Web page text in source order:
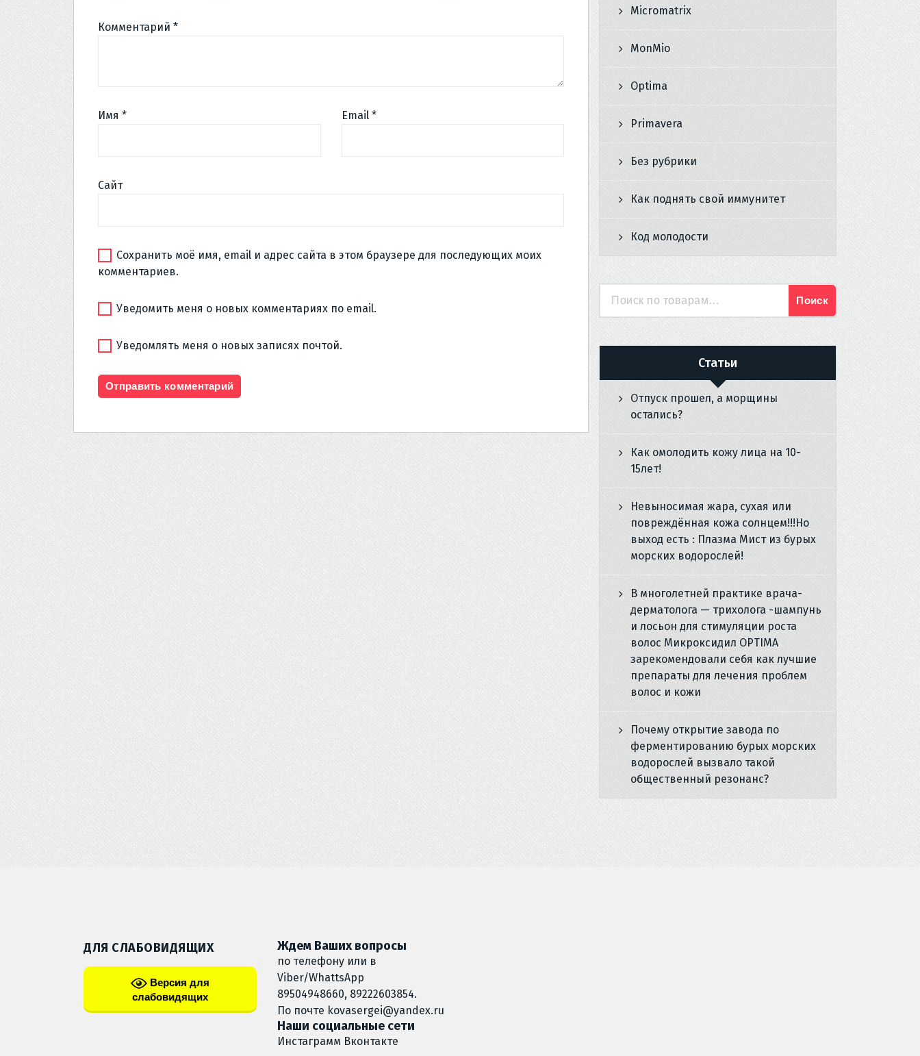
Комментарий *
Имя * Email *
Сайт
Сохранить моё имя, email и адрес сайта в этом браузере для последующих моих
комментариев.
Уведомить меня о новых комментариях по email.
Уведомлять меня о новых записях почтой.
Micromatrix
MonMio
Optima
Primavera
Без рубрики
Как поднять свой иммунитет
Код молодости
Искать:
Поиск
Статьи
Отпуск прошел, а морщины
остались?
Как омолодить кожу лица на 10-
15лет!
Невыносимая жара, сухая или
повреждённая кожа солнцем!!!Но
выход есть : Плазма Мист из бурых
морских водорослей!
В многолетней практике врача-
дерматолога — трихолога -шампунь
и лосьон для стимуляции роста
волос Микроксидил OPTIMA
зарекомендовали себя как лучшие
препараты для лечения проблем
волос и кожи
Почему открытие завода по
ферментированию бурых морских
водорослей вызвало такой
общественный резонанс?
ДЛЯ СЛАБОВИДЯЩИХ
Версия для
слабовидящих
Ждем Ваших вопросы
по телефону или в
Viber/WhattsApp
89504948660, 89222603854.
По почте kovasergei@yandex.ru
Наши социальные сети
Инстаграмм Вконтакте